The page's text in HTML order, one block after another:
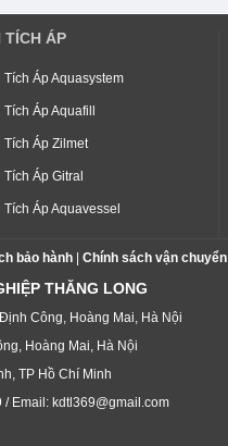
TÍCH ÁP
Tích Áp Aquasystem
Tích Áp Aquafill
Tích Áp Zilmet
Tích Áp Gitral
Tích Áp Aquavessel
bảo hành Chính sách vận chuyển
THĂNG LONG
Công, Hoàng Mai, Hà Nội
Hoàng Mai, Hà Nội
TP Hồ Chí Minh
Email: kdtl369@gmail.com